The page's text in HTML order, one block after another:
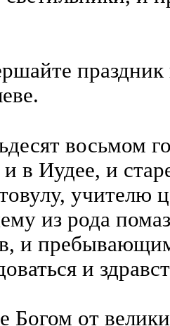
восьмом
в Иудее, и
учителю
из рода
и
и
Богом от